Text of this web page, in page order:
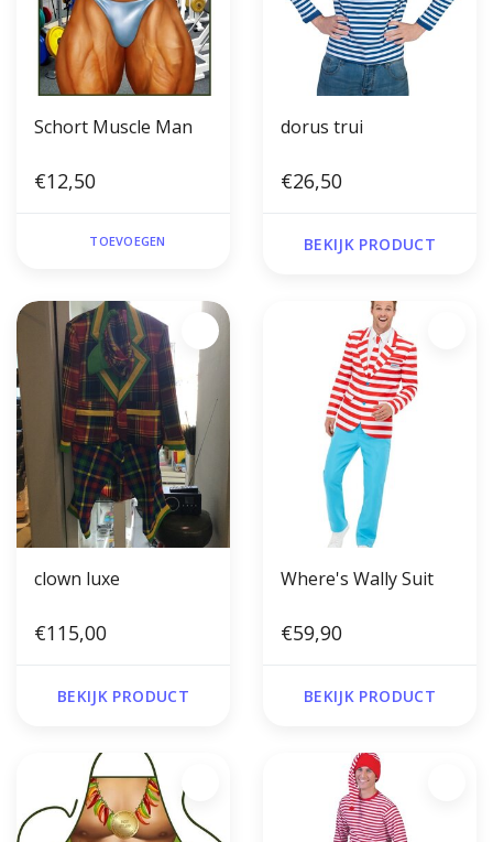
Schort Muscle Man
€12,50
TOEVOEGEN
dorus trui
€26,50
BEKIJK PRODUCT
clown luxe
€115,00
BEKIJK PRODUCT
Where's Wally Suit
€59,90
BEKIJK PRODUCT